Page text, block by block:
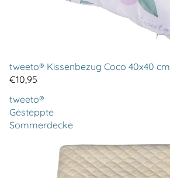
tweeto® Kissenbezug Coco 40x40 cm
€10,95
tweeto®
Gesteppte
Sommerdecke